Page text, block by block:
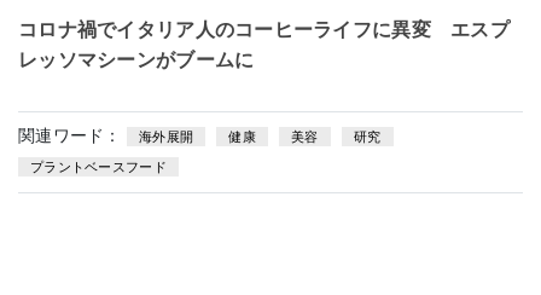
コロナ禍でイタリア人のコーヒーライフに異変 エスプ
レッソマシーンがブームに
関連ワード： 海外展開 健康 美容 研究
プラントベースフード